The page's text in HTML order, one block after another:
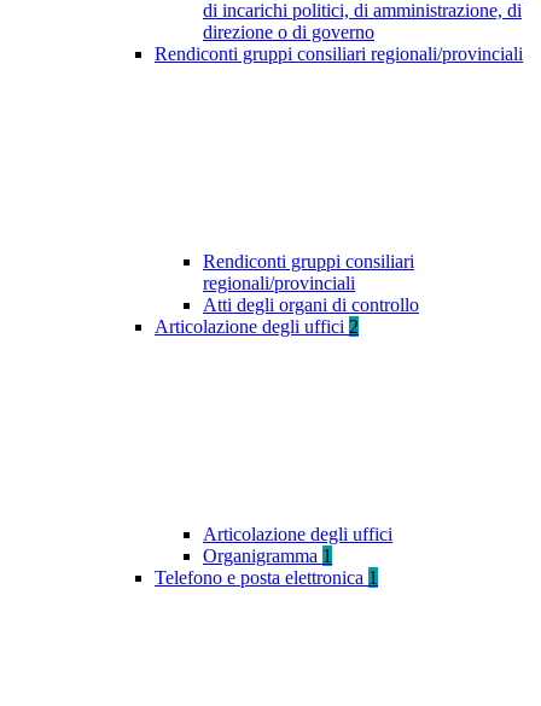
di incarichi politici, di amministrazione, di
direzione o di governo
Rendiconti gruppi consiliari regionali/provinciali
Rendiconti gruppi consiliari
regionali/provinciali
Atti degli organi di controllo
Articolazione degli uffici 2
Articolazione degli uffici
Organigramma 1
Telefono e posta elettronica 1